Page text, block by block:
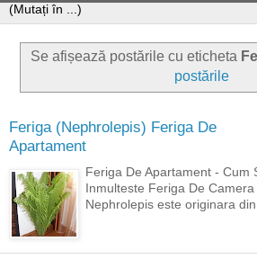
Se afișează postările cu eticheta
postările
Feriga (Nephrolepis) Feriga De
Apartament
Feriga De Apartament - Cum
Inmulteste Feriga De
Nephrolepis este originara din